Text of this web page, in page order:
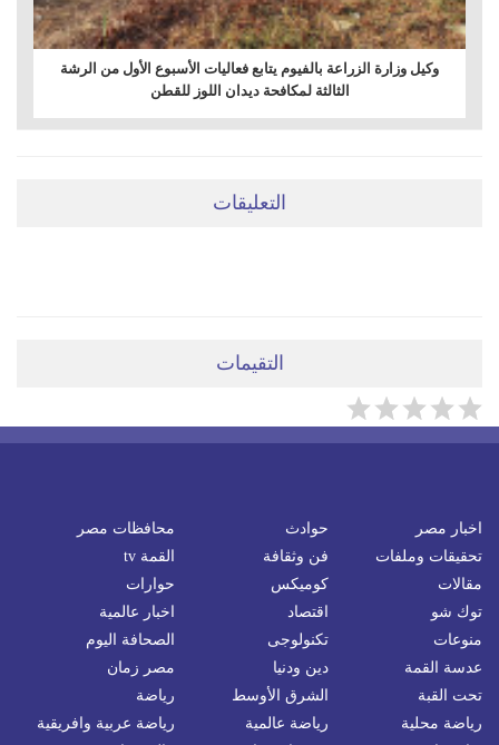
وكيل وزارة الزراعة بالفيوم يتابع فعاليات الأسبوع الأول من الرشة
الثالثة لمكافحة ديدان اللوز للقطن
التعليقات
التقيمات
اخبار مصر حوادث
محافظات مصر
تحقيقات وملفات
فن وثقافة
القمة tv
مقالات
كوميكس
حوارات
توك شو
اقتصاد
اخبار عالمية
منوعات
تكنولوجى
الصحافة اليوم
عدسة القمة
دين ودنيا
مصر زمان
تحت القبة
الشرق الأوسط
رياضة
رياضة محلية
رياضة عالمية
رياضة عربية وافريقية